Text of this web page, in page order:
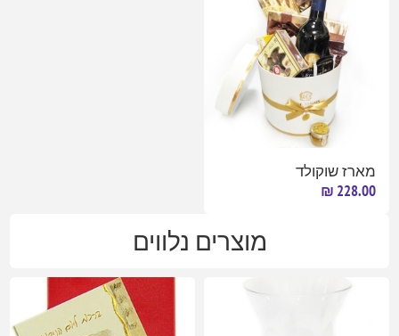
מארז שוקולד
228.00 ₪
מוצרים נלווים